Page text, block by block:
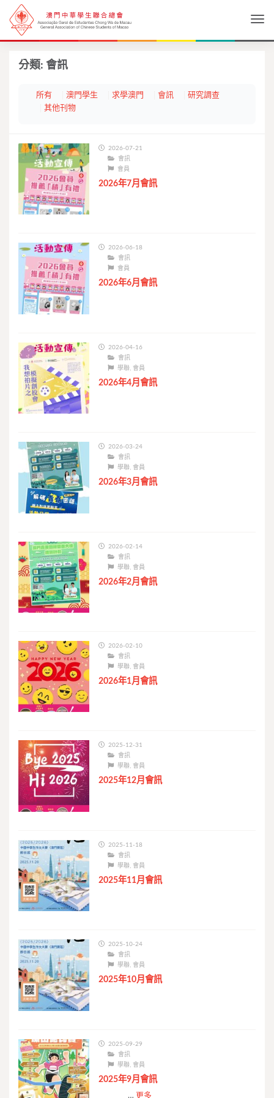
分類: 會訊
所有 澳門學生 求學澳門 會訊
研究調查
其他刊物
2026-07-21
會訊
會員
2026年7月會訊
2026-06-18
會訊
會員
2026年6月會訊
2026-04-16
會訊
學聯 會員
2026年4月會訊
2026-03-24
會訊
學聯, 會員
2026年3月會訊
2026-02-14
會訊
學聯 會員
2026年2月會訊
2026-02-10
會訊
學聯 會員
2026年1月會訊
2025-12-31
會訊
學聯, 會員
2025年12月會訊
2025-11-18
會訊
學聯 會員
2025年11月會訊
2025-10-24
會訊
學聯, 會員
2025年10月會訊
2025-09-29
會訊
學聯 會員
2025年9月會訊
… 更多